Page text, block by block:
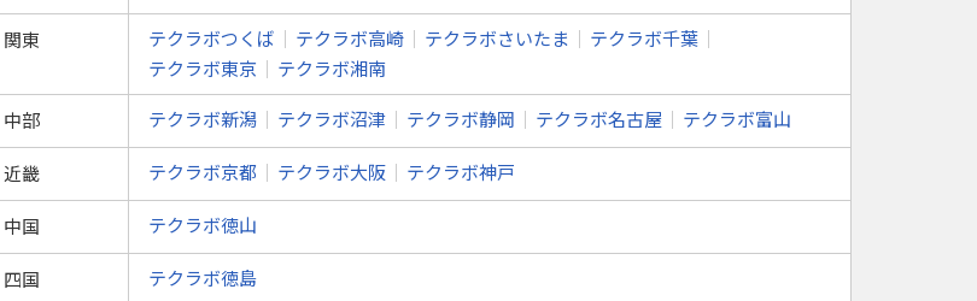
関東 テクラボつくば テクラボ高崎 テクラボさいたま
テクラボ千葉
テクラボ東京
テクラボ湘南
中部 テクラボ新潟 テクラボ沼津 テクラボ静岡 テクラボ名古屋 テクラボ富山
近畿 テクラボ京都 テクラボ大阪 テクラボ神戸
中国 テクラボ徳山
四国 テクラボ徳島